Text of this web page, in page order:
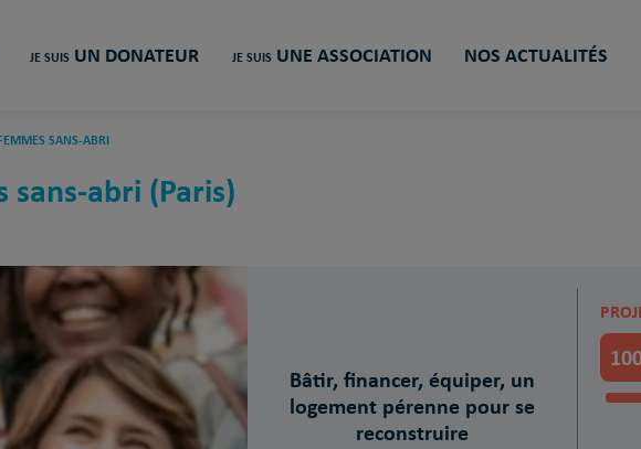
JE SUIS UN DONATEUR JE SUIS UNE ASSOCIATION NOS ACTUALITÉS
SANS-ABRI
abri (Paris)
Bâtir, financer, équiper, un
logement pérenne pour se
reconstruire